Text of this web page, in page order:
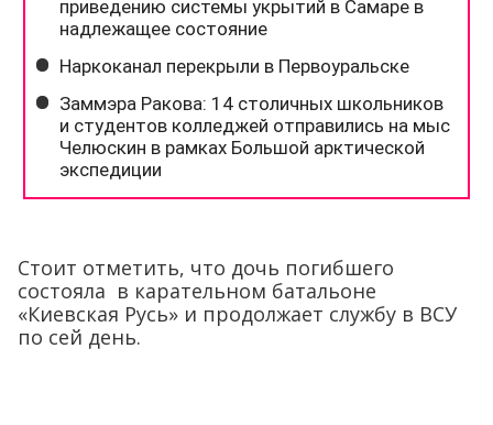
Стоит отметить, что дочь погибшего
состояла в карательном батальоне
«Киевская Русь» и продолжает службу в ВСУ
по сей день.